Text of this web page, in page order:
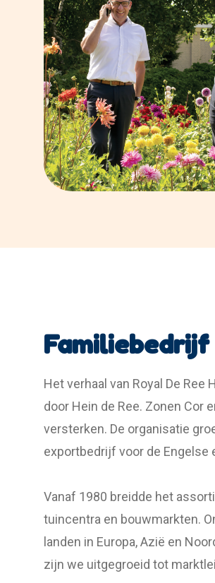
Familiebedrijf
Het verhaal van Royal De
door Hein de Ree. Zonen Cor
versterken. De organisatie
exportbedrijf voor de Engelse
Vanaf 1980 breidde het
tuincentra en bouwmarkten.
landen in Europa, Azië en
zijn we uitgegroeid tot